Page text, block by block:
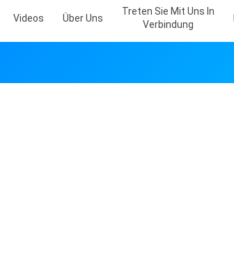
Videos Über Uns
Treten Sie Mit Uns In
Verbindung